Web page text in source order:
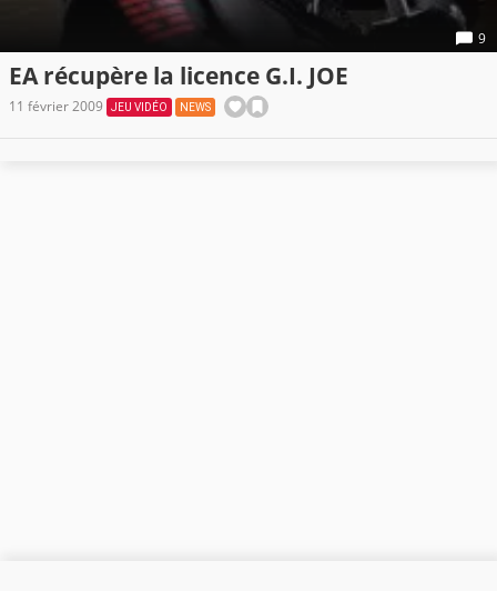
9
EA récupère la licence G.I. JOE
11 février 2009 JEU VIDÉO NEWS